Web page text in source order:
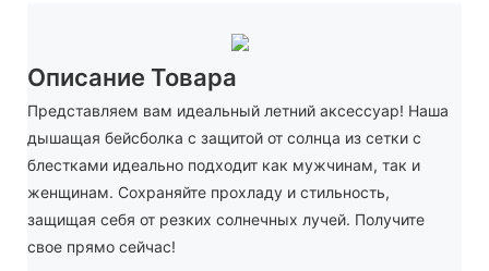
Описание Товара
Представляем вам идеальный летний аксессуар! Наша
дышащая бейсболка с защитой от солнца из сетки с
блестками идеально подходит как мужчинам, так и
женщинам. Сохраняйте прохладу и стильность,
защищая себя от резких солнечных лучей. Получите
свое прямо сейчас!